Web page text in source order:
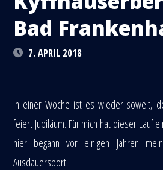
Bad
7. APRIL 2018
In einer Woche ist es wieder soweit,
feiert Jubiläum. Für mich hat dieser Lauf
hier begann vor einigen Jahren
Ausdauersport.